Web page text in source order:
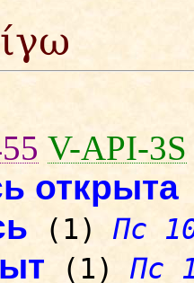
V-API-3S
открыта
(1) Пс
(1) Пс